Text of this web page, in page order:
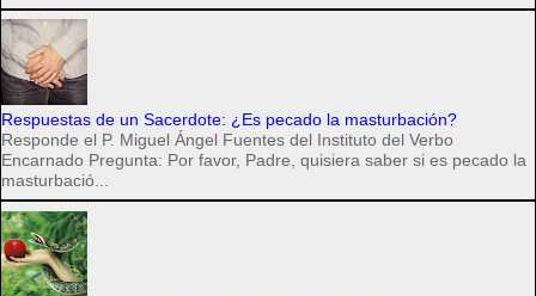
Respuestas de un Sacerdote: ¿Es pecado la masturbación?
Responde el P. Miguel Ángel Fuentes del Instituto del Verbo
Encarnado Pregunta: Por favor, Padre, quisiera saber si es pecado la
masturbació...